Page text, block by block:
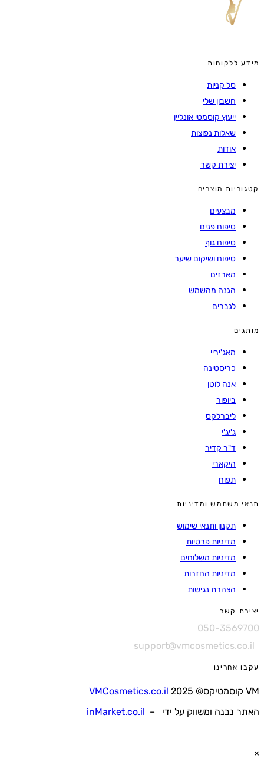
מידע ללקוחות
סל קניות
חשבון שלי
ייעוץ קוסמטי אונליין
שאלות נפוצות
אודות
יצירת קשר
קטגוריות מוצרים
מבצעים
טיפוח פנים
טיפוח גוף
טיפוח ושיקום שיער
מארזים
הגנה מהשמש
לגברים
מותגים
מאג'יריי
כריסטינה
אנה לוטן
ביופור
ליברלקס
ג'יג'י
ד"ר קדיר
היקארי
תפוח
תנאי משתמש ומדיניות
תקנון ותנאי שימוש
מדיניות פרטיות
מדיניות משלוחים
מדיניות החזרות
הצהרת נגישות
יצירת קשר
050-3569700
support@vmcosmetics.co.il
עקבו אחרינו
VM קוסמטיקס© 2025
VMCosmetics.co.il
האתר נבנה ומשווק על ידי – inMarket.co.il
×